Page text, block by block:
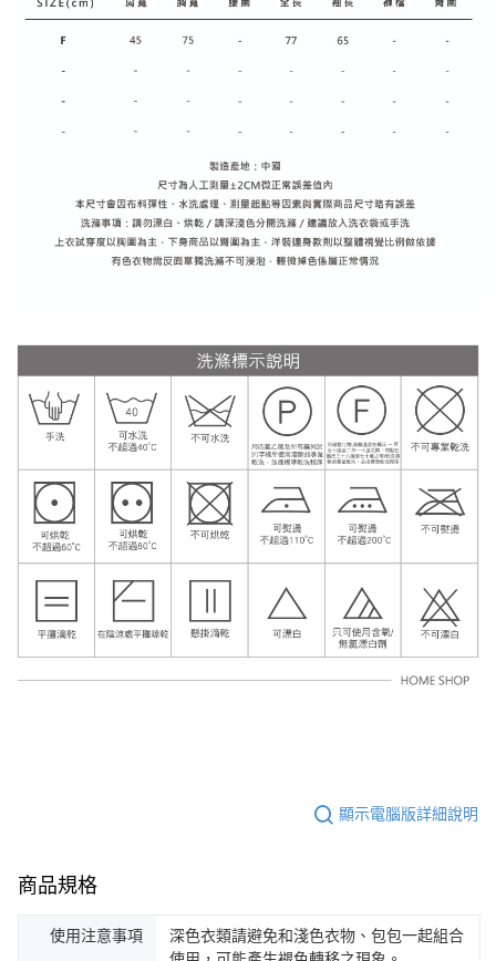
顯示電腦版詳細說明
商品規格
使用注意事項
深色衣類請避免和淺色衣物、包包一起組合